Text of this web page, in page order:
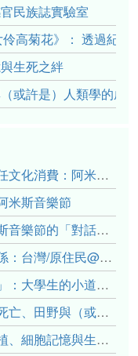
民族誌實驗室
高菊花》： 透過紀
生死之絆
或許是）人類學的成
阿米斯音樂節的市集體驗
米斯音樂節
節的「對話觀察」
民@太平洋藝術節（中）
息、情感主體與弱者的武器
或許是）人類學的成年禮
胞記憶與生死之絆